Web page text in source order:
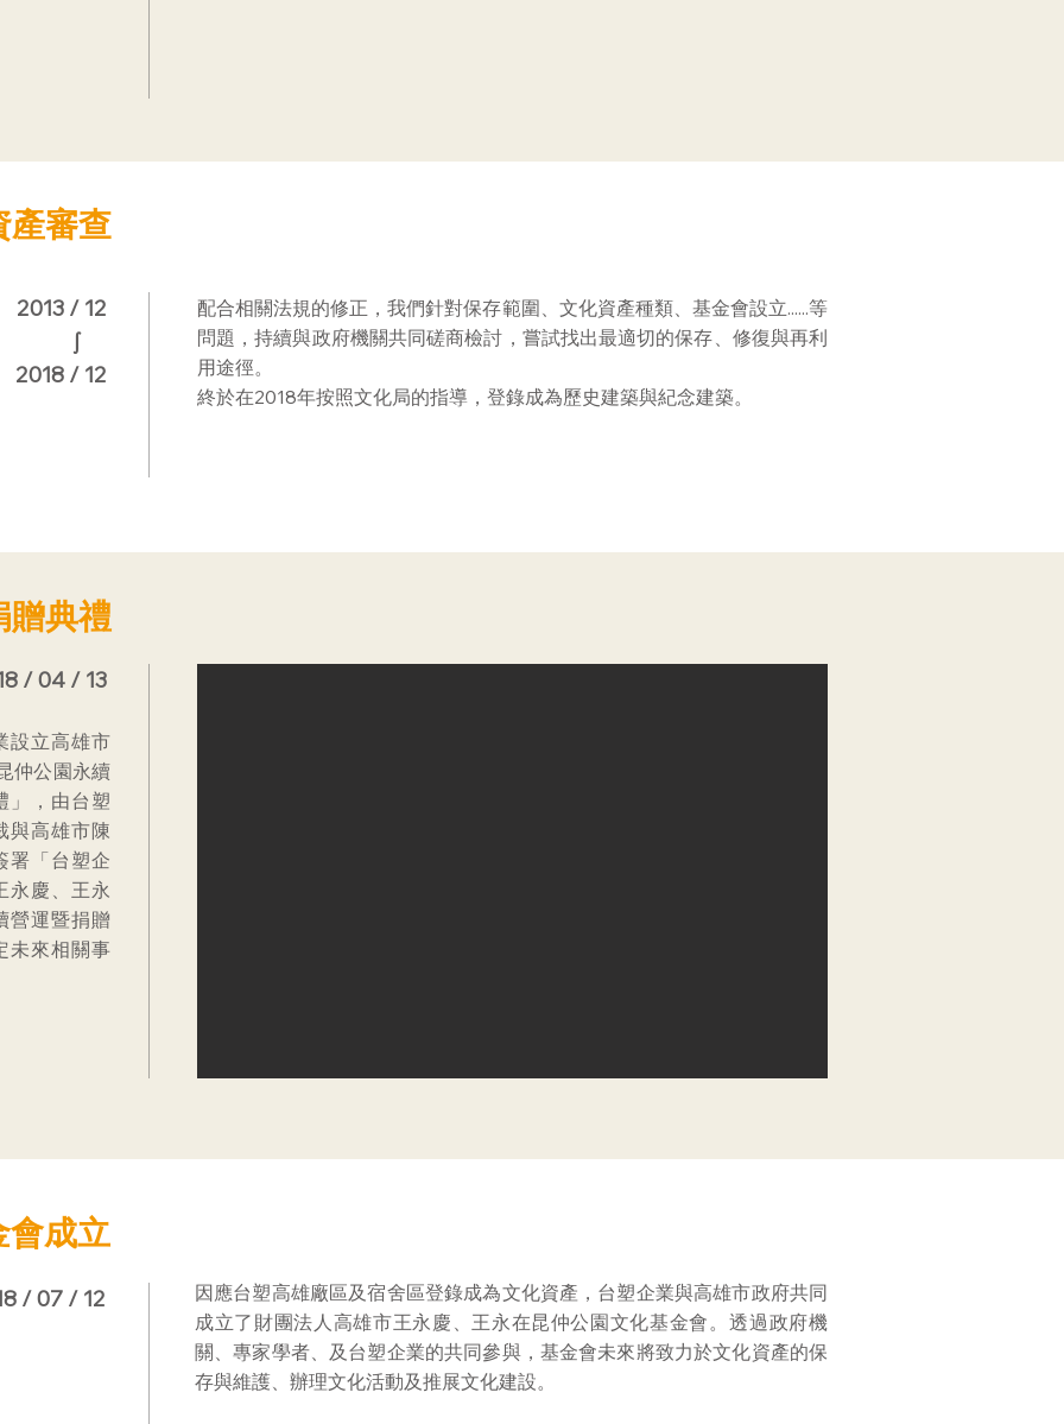
產審查
​2013 / 12
∫
2018 / 12
配合相關法規的修正，我們針對保存範圍、文化資產種類、基金會設立......等
問題，持續與政府機關共同磋商檢討，嘗試找出最適切的保存、修復與再利
用途徑。
終於​在2018年按照文化局的指導，登錄成為​歷史建築與紀念建築。
贈典禮
/ 04 / 13
設立高雄市
仲公園永續
」，由台塑
與高雄市陳
署「台塑企
永慶、王永
營運暨捐贈
未來相關事
會成立
/ 07 / 12
因應台塑高雄廠區及宿舍區登錄成為文化資產，台塑企業與高雄市政府共同
成立了財團法人高雄市王永慶、王永在昆仲公園文化基金會。​透過政府機
關、專家學者、及台塑企業的共同參與，基金會未來將致力於文化資產的保
存與維護、辦理文化活動及推展文化建設。